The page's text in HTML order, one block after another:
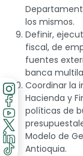
los mismos.
Definir,
fiscal, de
fuentes
banca
Coordinar la
Hacienda y
políticas de
Modelo de
Antioquia.